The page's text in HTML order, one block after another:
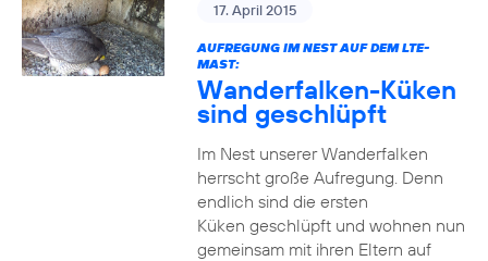
17. April 2015
AUFREGUNG IM NEST AUF DEM LTE-
MAST:
Wanderfalken-Küken
sind geschlüpft
Im Nest unserer Wanderfalken
herrscht große Aufregung. Denn
endlich sind die ersten
Küken geschlüpft und wohnen nun
gemeinsam mit ihren Eltern auf